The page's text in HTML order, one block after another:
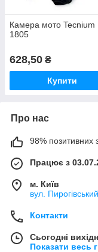
Камера мото Tecnium
1805
628,50 ₴
Купити
Про нас
98% позитивних з
Працює з
м. Київ
вул.
Контакти
Сьогодні
Показати весь